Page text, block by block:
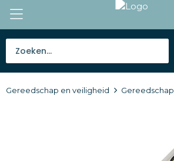
Tassen
Gereedschap en veiligheid Gereedschap